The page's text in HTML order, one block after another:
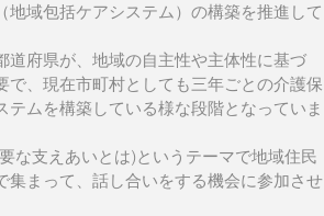
域包括ケアシステム）の構築を推進して
府県が、地域の自主性や主体性に基づ
、現在市町村としても三年ごとの介護保
ムを構築している様な段階となっていま
な支えあいとは)というテーマで地域住民
まって、話し合いをする機会に参加させ